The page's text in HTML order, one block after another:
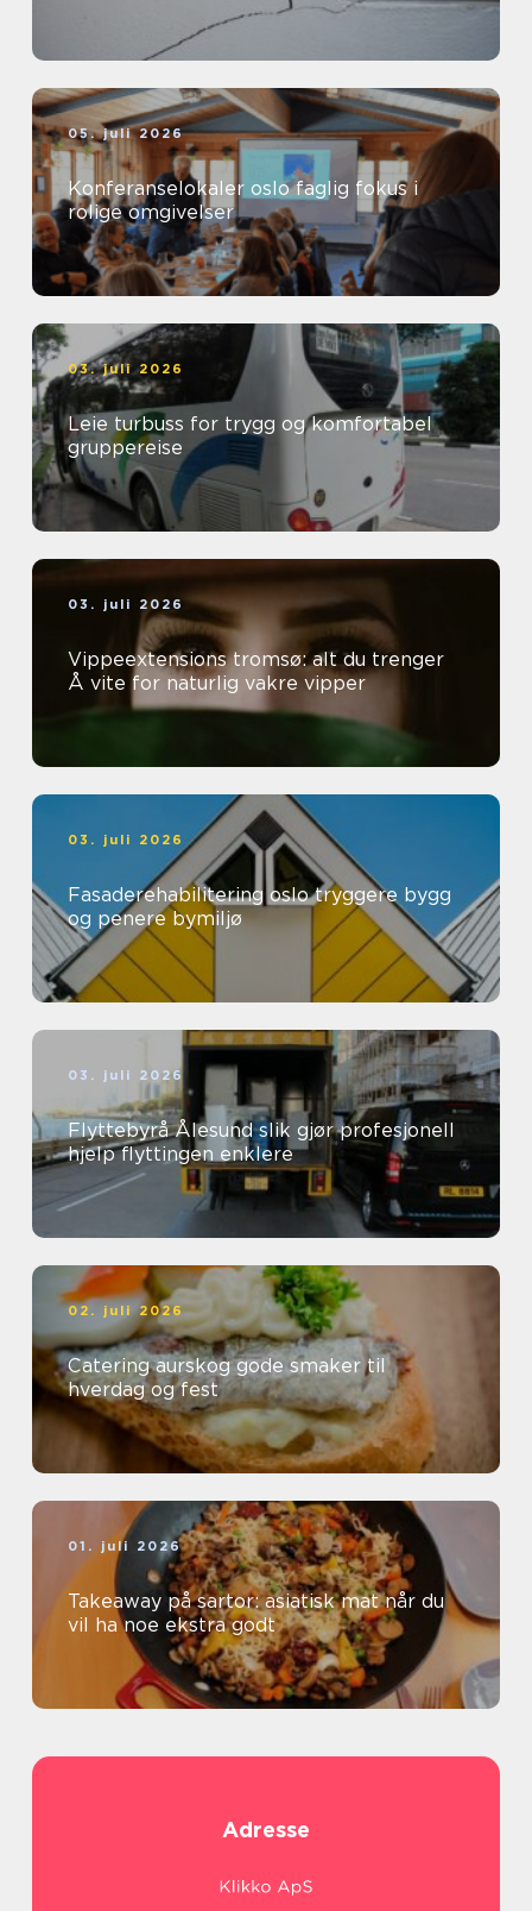
05. juli 2026
Konferanselokaler oslo faglig fokus i
rolige omgivelser
03. juli 2026
Leie turbuss for trygg og komfortabel
gruppereise
03. juli 2026
Vippeextensions tromsø: alt du trenger
Å vite for naturlig vakre vipper
03. juli 2026
Fasaderehabilitering oslo tryggere bygg
og penere bymiljø
03. juli 2026
Flyttebyrå Ålesund slik gjør profesjonell
hjelp flyttingen enklere
02. juli 2026
Catering aurskog gode smaker til
hverdag og fest
01. juli 2026
Takeaway på sartor: asiatisk mat når du
vil ha noe ekstra godt
Adresse